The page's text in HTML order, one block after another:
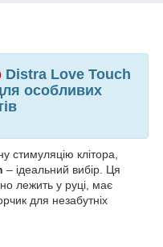
Distra Love Touch
особливих
стимуляцію клітора,
– ідеальний вибір. Ця
лежить у руці, має
для незабутніх